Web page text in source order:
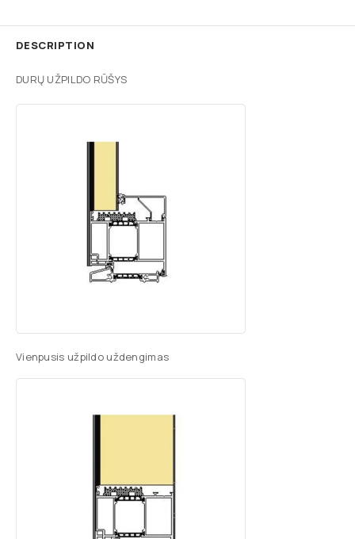
DESCRIPTION
DURŲ UŽPILDO RŪŠYS
Vienpusis užpildo uždengimas